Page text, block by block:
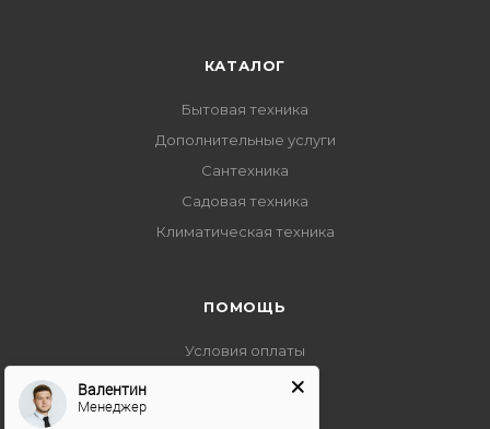
КАТАЛОГ
Бытовая техника
Дополнительные услуги
Сантехника
Садовая техника
Климатическая техника
ПОМОЩЬ
Условия оплаты
Условия доставки
Валентин
Менеджер